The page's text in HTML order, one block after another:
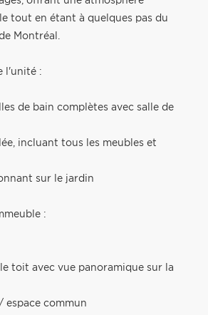
tout en étant à quelques pas du
Montréal.
l'unité :
de bain complètes avec salle de
incluant tous les meubles et
sur le jardin
:
toit avec vue panoramique sur la
espace commun